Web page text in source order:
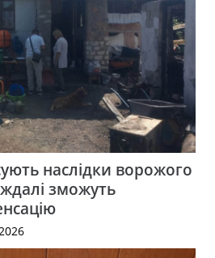
наслідки ворожого
зможуть